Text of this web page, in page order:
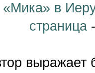
«Мика» в
страница
выражает